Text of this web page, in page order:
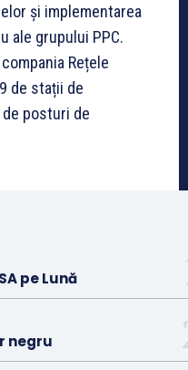
și implementarea
ale grupului PPC.
Rețele
de stații de
posturi de
pe Lună
negru